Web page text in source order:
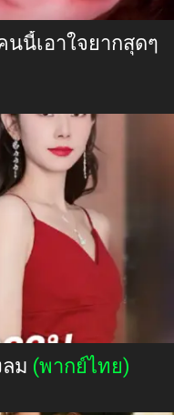
นี้เอาใจยากสุดๆ
ม (พากย์ไทย)